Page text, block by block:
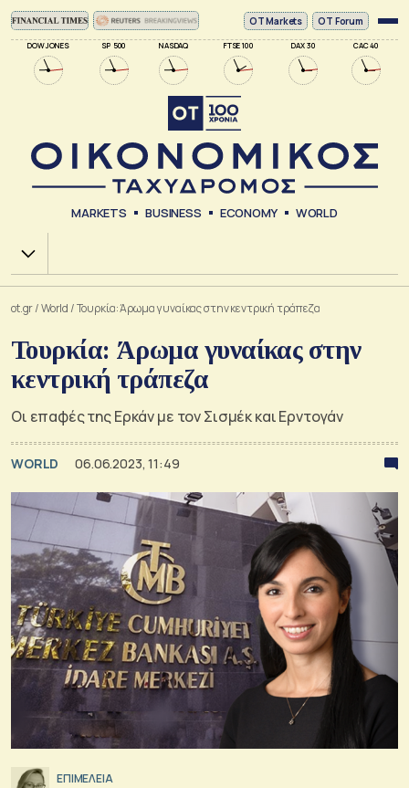
DOW JONES SP 500 NASDAQ FTSE 100 DAX 30 CAC 40
ΟΤ Markets OT Forum
MARKETS BUSINESS ECONOMY WORLD
Χ.Α.
ot.gr/World /Τουρκία: Άρωμα γυναίκας στην κεντρική τράπεζα
Τουρκία: Άρωμα γυναίκας στην
κεντρική τράπεζα
Οι επαφές της Ερκάν με τον Σισμέκ και Ερντογάν
WORLD 06.06.2023, 11:49
ΕΠΙΜΕΛΕΙΑ